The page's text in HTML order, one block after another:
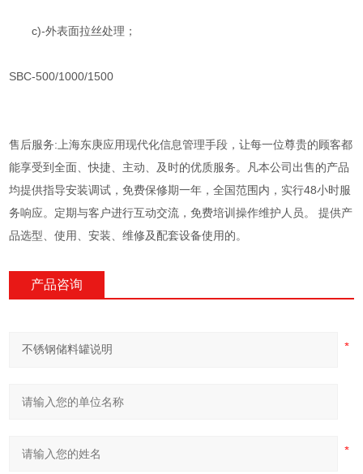
c)-外表面拉丝处理；
SBC-500/1000/1500
售后服务:上海东庚应用现代化信息管理手段，让每一位尊贵的顾客都
能享受到全面、快捷、主动、及时的优质服务。凡本公司出售的产品
均提供指导安装调试，免费保修期一年，全国范围内，实行48小时服
务响应。定期与客户进行互动交流，免费培训操作维护人员。 提供产
品选型、使用、安装、维修及配套设备使用的。
产品咨询